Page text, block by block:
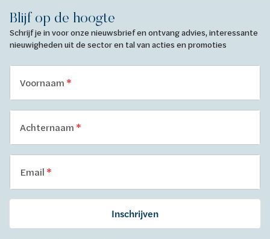
Blijf op de hoogte
Schrijf je in voor onze nieuwsbrief en ontvang advies, interessante
nieuwigheden uit de sector en tal van acties en promoties
Voornaam
Achternaam
Email
Inschrijven